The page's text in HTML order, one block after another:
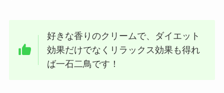
好きな香りのクリームで、ダイエット
効果だけでなくリラックス効果も得れ
ば一石二鳥です！